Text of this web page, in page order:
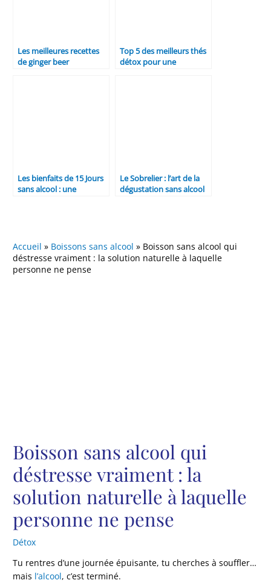
Les meilleures recettes
de ginger beer
Top 5 des meilleurs thés
détox pour une
Les bienfaits de 15 Jours
sans alcool : une
Le Sobrelier : l’art de la
dégustation sans alcool
Accueil » Boissons sans alcool » Boisson sans alcool qui
déstresse vraiment : la solution naturelle à laquelle
personne ne pense
Boisson sans alcool qui
déstresse vraiment : la
solution naturelle à laquelle
personne ne pense
Détox
Tu rentres d’une journée épuisante, tu cherches à souffler…
mais l’alcool, c’est terminé.